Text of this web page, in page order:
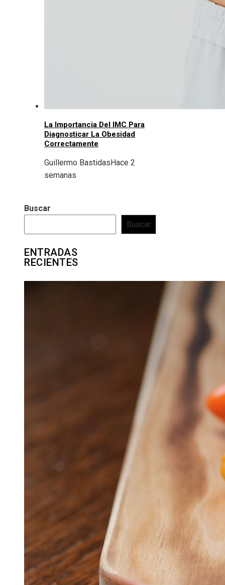
La Importancia Del IMC Para
Diagnosticar La Obesidad
Correctamente
Guillermo BastidasHace 2
semanas
Buscar
Buscar
ENTRADAS
RECIENTES